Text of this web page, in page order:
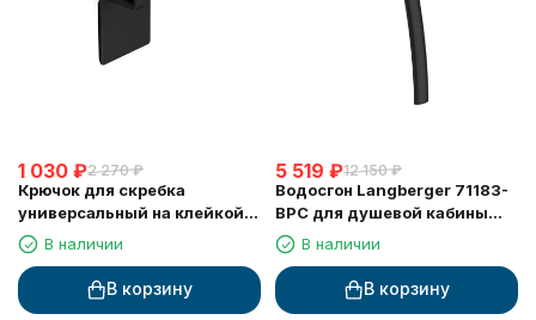
1 030 ₽2 270 ₽
Крючок для скребка
универсальный на клейкой
основе LANGBERGER 75183-
10-00-BPC черный
В наличии
В корзину
5 519 ₽12 150 ₽
Водосгон Langberger 71183-
BPC для душевой кабины
черныйВ наличии
В корзину